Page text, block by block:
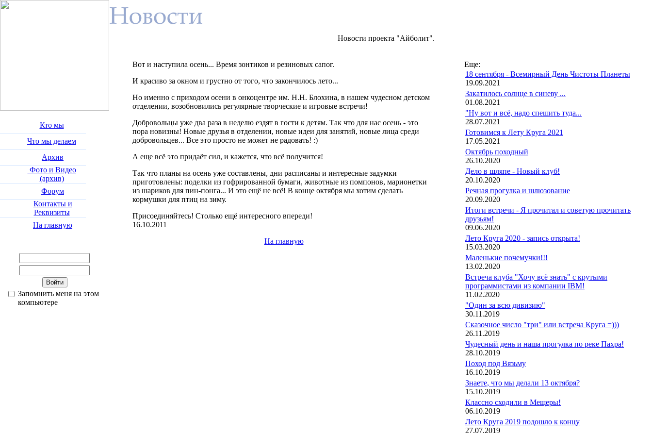
Кто мы
Что мы делаем
Архив
Фото и Видео
(архив)
Форум
Контакты и
Реквизиты
На главную
Запомнить меня на этом
компьютере
Новости проекта "Айболит".
Вот и наступила осень... Время зонтиков и резиновых сапог.
И красиво за окном и грустно от того, что закончилось лето...
Но именно с приходом осени в онкоцентре им. Н.Н. Блохина, в нашем чудесном детском
отделении, возобновились регулярные творческие и игровые встречи!
Добровольцы уже два раза в неделю ездят в гости к детям. Так что для нас осень - это
пора новизны! Новые друзья в отделении, новые идеи для занятий, новые лица среди
добровольцев... Все это просто не может не радовать! :)
А еще всё это придаёт сил, и кажется, что всё получится!
Так что планы на осень уже составлены, дни расписаны и интересные задумки
приготовлены: поделки из гофрированной бумаги, животные из помпонов, марионетки
из шариков для пин-понга... И это ещё не всё! В конце октября мы хотим сделать
кормушки для птиц на зиму.
Присоединяйтесь! Столько ещё интересного впереди!
16.10.2011
На главную
Еще:
18 сентября - Всемирный День Чистоты Планеты
19.09.2021
Закатилось солнце в синеву ...
01.08.2021
"Ну вот и всё, надо спешить туда...
28.07.2021
Готовимся к Лету Круга 2021
17.05.2021
Октябрь походный
26.10.2020
Дело в шляпе - Новый клуб!
20.10.2020
Речная прогулка и шлюзование
20.09.2020
Итоги встречи - Я прочитал и советую прочитать
друзьям!
09.06.2020
Лето Круга 2020 - запись открыта!
15.03.2020
Маленькие почемучки!!!
13.02.2020
Встреча клуба "Хочу всё знать" с крутыми
программистами из компании IBM!
11.02.2020
"Один за всю дивизию"
30.11.2019
Сказочное число "три" или встреча Круга =)))
26.11.2019
Чудесный день и наша прогулка по реке Пахра!
28.10.2019
Поход под Вязьму
16.10.2019
Знаете, что мы делали 13 октября?
15.10.2019
Классно сходили в Мещеры!
06.10.2019
Лето Круга 2019 подошло к концу
27.07.2019